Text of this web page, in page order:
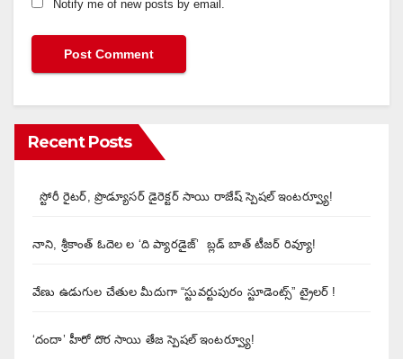
Notify me of new posts by email.
Recent Posts
స్టోరీ రైటర్, ప్రొడ్యూసర్ డైరెక్టర్ సాయి రాజేష్ స్పెషల్ ఇంటర్వ్యూ!
నాని, శ్రీకాంత్ ఓదెల ల ‘ది ప్యారడైజ్’ బ్లడ్ బాత్ టీజర్ రివ్యూ!
వేణు ఉడుగుల చేతుల మీదుగా “స్టువర్టుపురం స్టూడెంట్స్” ట్రైలర్ !
‘దందా’ హీరో దొర సాయి తేజ స్పెషల్ ఇంటర్వ్యూ!